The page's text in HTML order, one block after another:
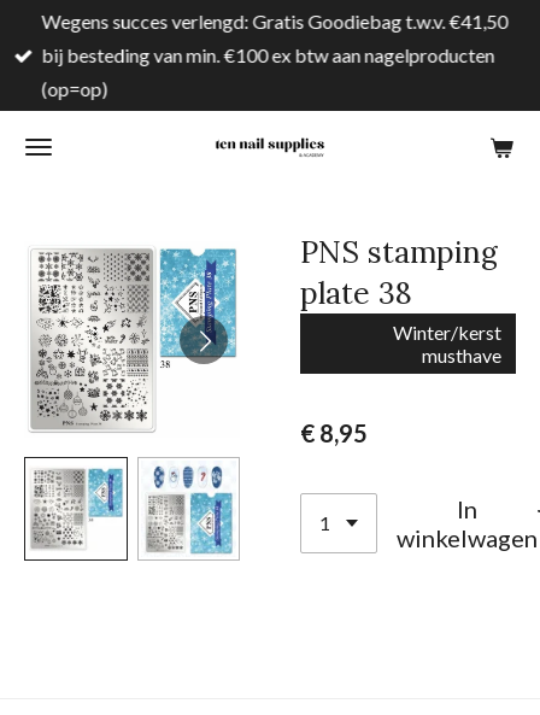
direct
naar
hoofdinhoud
Wegens succes verlengd: Gratis Goodiebag t.w.v. €41,50
bij besteding van min. €100 ex btw aan nagelproducten
(op=op)
PNS stamping
plate 38
Winter/kerst
musthave
€ 8,95
In
winkelwagen